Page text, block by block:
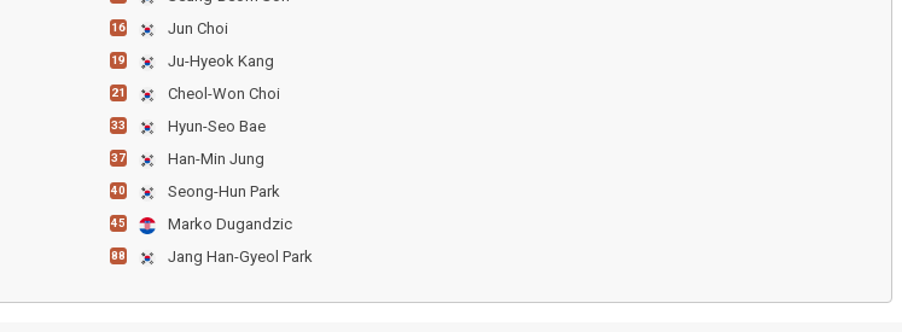
16 Jun Choi
19 Ju-Hyeok Kang
21 Cheol-Won Choi
33 Hyun-Seo Bae
37 Han-Min Jung
40 Seong-Hun Park
45 Marko Dugandzic
88 Jang Han-Gyeol Park